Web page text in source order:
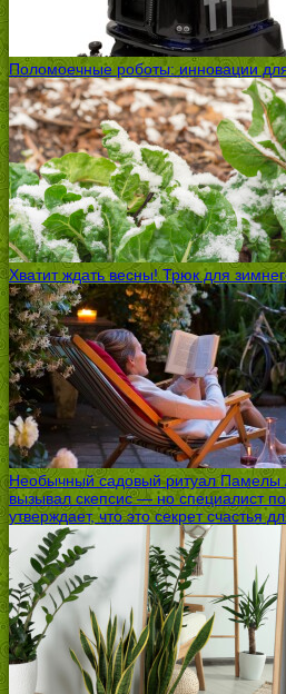
Поломоечные роботы: инновации
Хватит ждать весны! Трюк для
Необычный садовый ритуал Памелы
вызывал скепсис — но специалист
утверждает, что это секрет счастья